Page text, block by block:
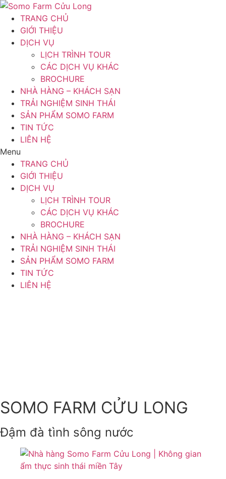
Chuyển
đến
dung
TRANG CHỦ
GIỚI THIỆU
DỊCH VỤ
LỊCH TRÌNH TOUR
CÁC DỊCH VỤ KHÁC
BROCHURE
NHÀ HÀNG – KHÁCH SẠN
TRẢI NGHIỆM SINH THÁI
SẢN PHẨM SOMO FARM
TIN TỨC
LIÊN HỆ
Menu
TRANG CHỦ
GIỚI THIỆU
DỊCH VỤ
LỊCH TRÌNH TOUR
CÁC DỊCH VỤ KHÁC
BROCHURE
NHÀ HÀNG – KHÁCH SẠN
TRẢI NGHIỆM SINH THÁI
SẢN PHẨM SOMO FARM
TIN TỨC
LIÊN HỆ
SOMO FARM CỬU LONG
Đậm đà tình sông nước